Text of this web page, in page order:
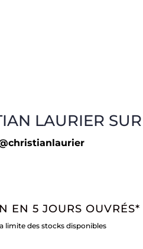
LAURIER
EN 5 JOURS OUVRÉS*
limite des stocks disponibles